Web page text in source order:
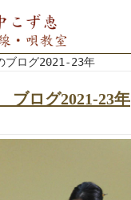
ブログ2021-23年
ブログ2021-23年